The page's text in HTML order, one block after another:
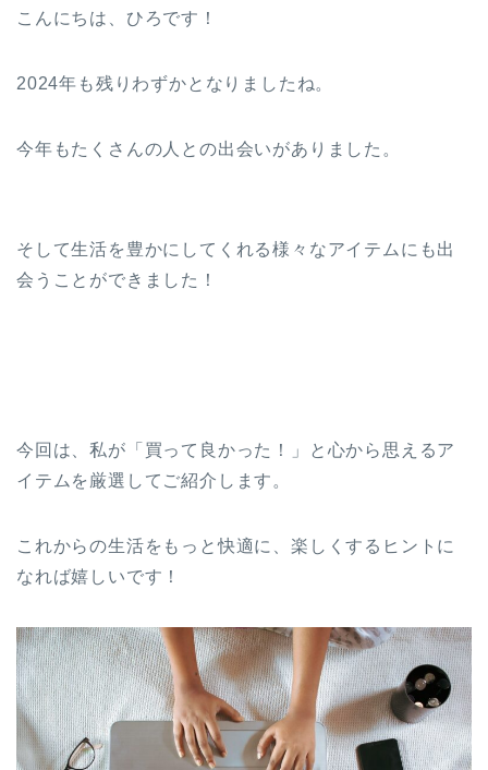
こんにちは、ひろです！
2024年も残りわずかとなりましたね。
今年もたくさんの人との出会いがありました。
そして生活を豊かにしてくれる様々なアイテムにも出
会うことができました！
今回は、私が「買って良かった！」と心から思えるア
イテムを厳選してご紹介します。
これからの生活をもっと快適に、楽しくするヒントに
なれば嬉しいです！